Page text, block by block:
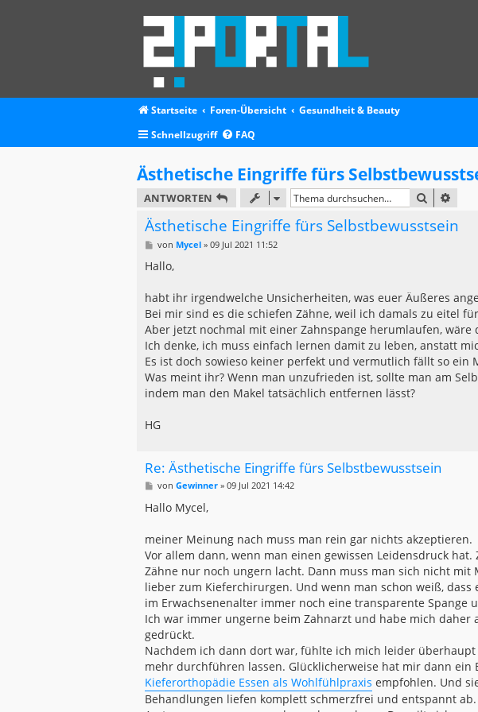
Startseite Foren-Übersicht
Gesundheit & Beauty
Schnellzugriff
FAQ
Ästhetische Eingriffe fürs
ANTWORTEN SUCHE
Ästhetische Eingriffe fürs Selbstbewusstsein
B
i
a
g
von Mycel» 09 Jul 2021 11:52
Hallo,
habt ihr irgendwelche Unsicherheiten, was euer Äußeres
Bei mir sind es die schiefen Zähne, weil ich damals zu eitel
Aber jetzt nochmal mit einer Zahnspange herumlaufen, wäre
Ich denke, ich muss einfach lernen damit zu leben, anstatt
Es ist doch sowieso keiner perfekt und vermutlich fällt so ein
Was meint ihr? Wenn man unzufrieden ist, sollte man am
indem man den Makel tatsächlich entfernen lässt?
HG
Re: Ästhetische Eingriffe fürs Selbstbewusstsein
B
i
t
a
g
von Gewinner» 09 Jul 2021 14:42
Hallo Mycel,
meiner Meinung nach muss man rein gar nichts akzeptieren.
Vor allem dann, wenn man einen gewissen Leidensdruck
Zähne nur noch ungern lacht. Dann muss man sich nicht
lieber zum Kieferchirurgen. Und wenn man schon weiß,
im Erwachsenenalter immer noch eine transparente Spange
Ich war immer ungerne beim Zahnarzt und habe mich
gedrückt.
Nachdem ich dann dort war, fühlte ich mich leider
mehr durchführen lassen. Glücklicherweise hat mir dann ein
Kieferorthopädie Essen als Wohlfühlpraxis empfohlen. Und
Behandlungen liefen komplett schmerzfrei und entspannt